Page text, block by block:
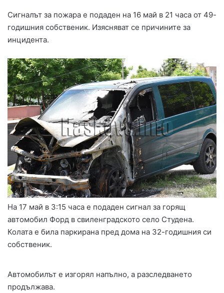
Сигналът за пожара е подаден на 16 май в 21 часа от 49-
годишния собственик. Изясняват се причините за
инцидента.
На 17 май в 3:15 часа е подаден сигнал за горящ
автомобил Форд в свиленградското село Студена.
Колата е била паркирана пред дома на 32-годишния си
собственик.
Автомобилът е изгорял напълно, а разследването
продължава.